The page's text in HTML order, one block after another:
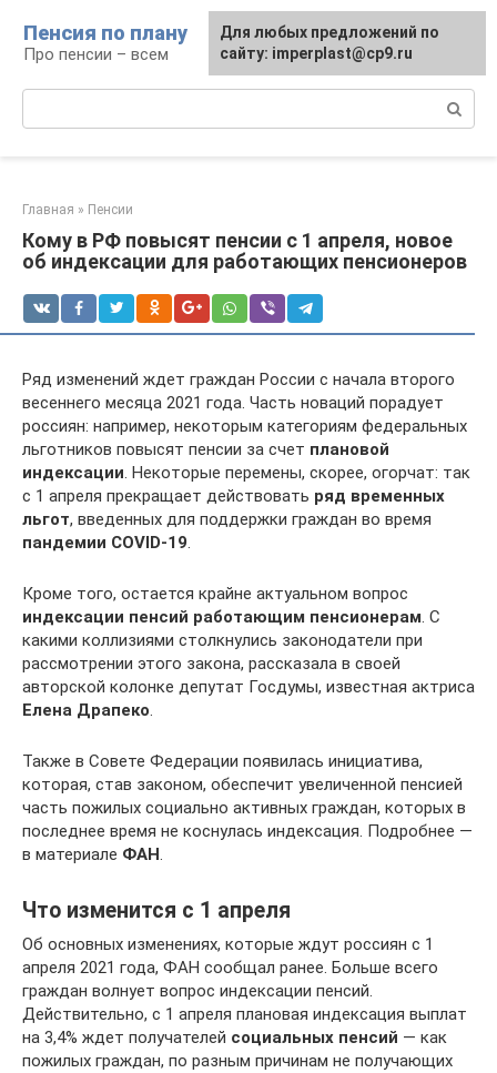
контенту
Пенсия по плану
Про пенсии – всем
Главная » Пенсии
Кому в РФ повысят пенсии с 1 апреля, новое
об индексации для работающих пенсионеров
Ряд изменений ждет граждан России с начала второго
весеннего месяца 2021 года. Часть новаций порадует
россиян: например, некоторым категориям федеральных
льготников повысят пенсии за счет плановой
индексации. Некоторые перемены, скорее, огорчат: так
с 1 апреля прекращает действовать ряд временных
льгот, введенных для поддержки граждан во время
пандемии COVID-19.
Кроме того, остается крайне актуальном вопрос
индексации пенсий работающим пенсионерам. С
какими коллизиями столкнулись законодатели при
рассмотрении этого закона, рассказала в своей
авторской колонке депутат Госдумы, известная актриса
Елена Драпеко.
Также в Совете Федерации появилась инициатива,
которая, став законом, обеспечит увеличенной пенсией
часть пожилых социально активных граждан, которых в
последнее время не коснулась индексация. Подробнее —
в материале ФАН.
Что изменится с 1 апреля
Об основных изменениях, которые ждут россиян с 1
апреля 2021 года, ФАН сообщал ранее. Больше всего
граждан волнует вопрос индексации пенсий.
Действительно, с 1 апреля плановая индексация выплат
на 3,4% ждет получателей социальных пенсий — как
пожилых граждан, по разным причинам не получающих
Для любых предложений по
сайту: imperplast@cp9.ru